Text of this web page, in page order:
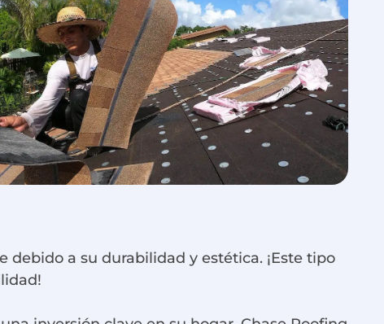
a su durabilidad y estética. ¡Este tipo